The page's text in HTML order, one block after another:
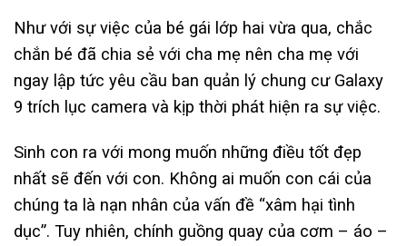
Như với sự việc của bé gái lớp hai vừa qua, chắc
chắn bé đã chia sẻ với cha mẹ nên cha mẹ với
ngay lập tức yêu cầu ban quản lý chung cư Galaxy
9 trích lục camera và kịp thời phát hiện ra sự việc.
Sinh con ra với mong muốn những điều tốt đẹp
nhất sẽ đến với con. Không ai muốn con cái của
chúng ta là nạn nhân của vấn đề “xâm hại tình
dục”. Tuy nhiên, chính guồng quay của cơm – áo –